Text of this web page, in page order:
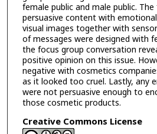
female public and male public.
persuasive content with
visual images together with
of messages were designed with
the focus group conversation
positive opinion on this issue.
negative with cosmetics
as it looked too cruel. Lastly, any
were not persuasive enough to
those cosmetic products.
Creative Commons License